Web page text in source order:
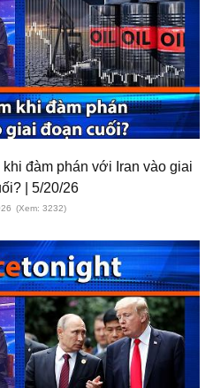
đàm phán với Iran vào giai
| 5/20/26
(Xem: 3232)